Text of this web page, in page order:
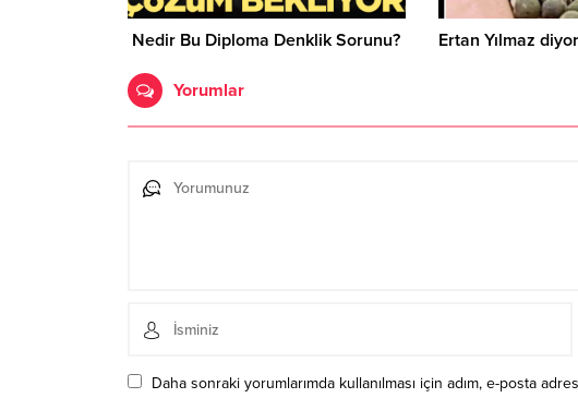
Nedir Bu Diploma Denklik Sorunu? Ertan Yılmaz
Yorumlar
Daha sonraki yorumlarımda kullanılması için adım, e-posta